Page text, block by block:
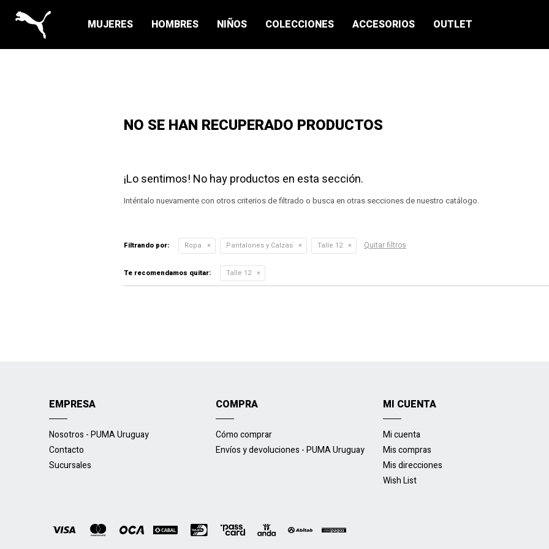
MUJERES HOMBRES NIÑOS COLECCIONES ACCESORIOS OUTLET
NO SE HAN RECUPERADO PRODUCTOS
¡Lo sentimos! No hay productos en esta sección.
Inténtalo nuevamente con otros criterios de filtrado o busca en otras secciones de nuestro catálogo.
Filtrando por: Ropa Pantalones y Calzas Talle 12 Quitar filtros
Te recomendamos quitar: Talle 12
EMPRESA
Nosotros - PUMA Uruguay
Contacto
Sucursales
COMPRA
Cómo comprar
Envíos y devoluciones - PUMA Uruguay
MI CUENTA
Mi cuenta
Mis compras
Mis direcciones
Wish List